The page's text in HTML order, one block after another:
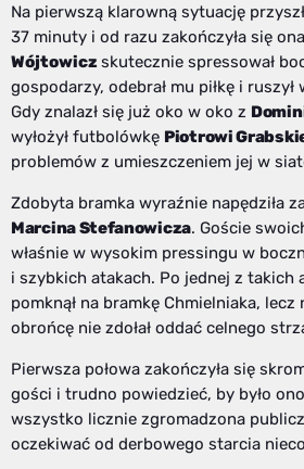
Na pierwszą klarowną sytuację
37 minuty i od razu zakończyła się
Wójtowicz skutecznie spressował
gospodarzy, odebrał mu piłkę i
Gdy znalazł się już oko w oko z
wyłożył futbolówkę Piotrowi
problemów z umieszczeniem jej w
Zdobyta bramka wyraźnie napędziła
Marcina Stefanowicza. Goście
właśnie w wysokim pressingu w
i szybkich atakach. Po jednej z takich
pomknął na bramkę Chmielniaka, lecz
obrońcę nie zdołał oddać celnego
Pierwsza połowa zakończyła się
gości i trudno powiedzieć, by było
wszystko licznie zgromadzona
oczekiwać od derbowego starcia